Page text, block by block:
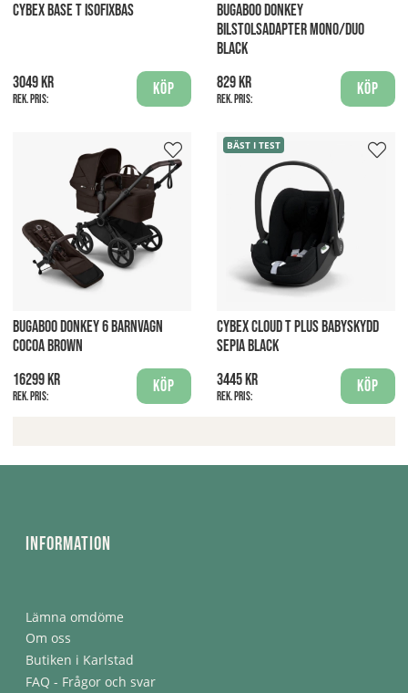
CYBEX BASE T ISOFIXBAS
3049 kr
Rek. pris:
Köp
BUGABOO DONKEY
BILSTOLSADAPTER MONO/DUO
BLACK
829 kr
Rek. pris:
Köp
BUGABOO DONKEY 6 BARNVAGN
COCOA BROWN
16299 kr
Rek. pris:
Köp
BÄST I TEST
CYBEX CLOUD T PLUS BABYSKYDD
SEPIA BLACK
3445 kr
Rek. pris:
Köp
Information
Lämna omdöme
Om oss
Butiken i Karlstad
FAQ - Frågor och svar